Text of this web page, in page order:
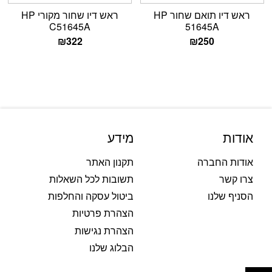
ראש דיו תואם שחור HP
51645A
₪250
ראש דיו שחור מקורי HP
C51645A
₪322
אודות
אודות החברה
צרו קשר
הסניף שלנו
מידע
תקנון האתר
תשובות לכל השאלות
ביטול עסקה והחלפות
הצהרת פרטיות
הצהרת נגישות
הבלוג שלנו
פתח סרגל נגישות